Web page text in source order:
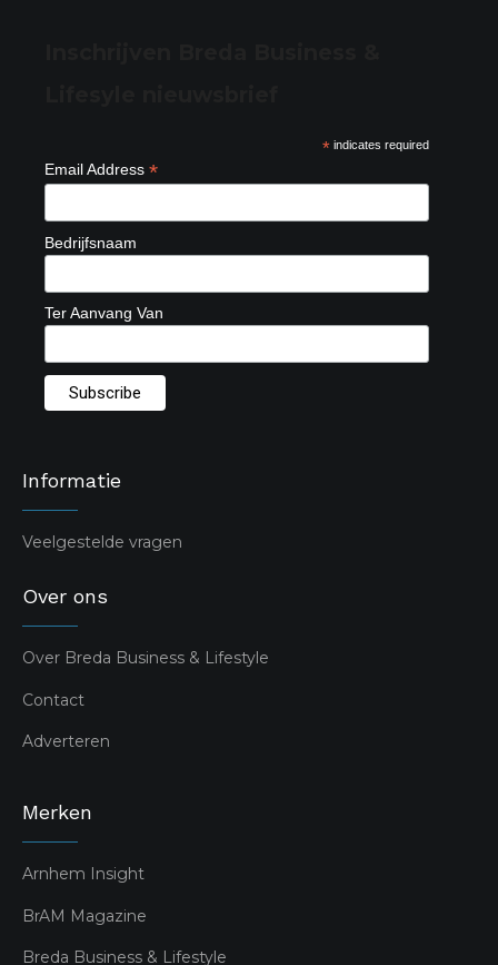
*indicates required
Email Address *
Bedrijfsnaam
Ter Aanvang Van
Informatie
Veelgestelde vragen
Over ons
Over Breda Business & Lifestyle
Contact
Adverteren
Merken
Arnhem Insight
BrAM Magazine
Breda Business & Lifestyle